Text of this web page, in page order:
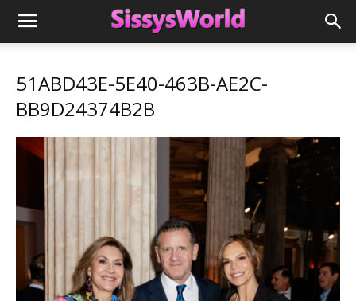
51ABD43E-5E40-463B-AE2C-
BB9D24374B2B